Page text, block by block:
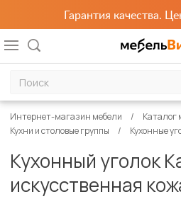
Гарантия качества.
Интернет-магазин мебели
Каталог
Кухни и столовые группы
Кухонные
Кухонный уголок
искусственная